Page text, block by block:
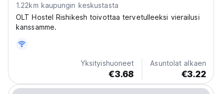
1.22km kaupungin keskustasta
OLT Hostel Rishikesh toivottaa tervetulleeksi vierailusi
kanssamme.
Yksityishuoneet
€3.68
Asuntolat alkaen
€3.22